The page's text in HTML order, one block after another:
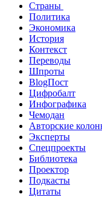
Страны
Политика
Экономика
История
Контекст
Переводы
Шпроты
BlogПост
Цифробалт
Инфографика
Чемодан
Авторские
Эксперты
Спецпроекты
Библиотека
Проектор
Подкасты
Цитаты